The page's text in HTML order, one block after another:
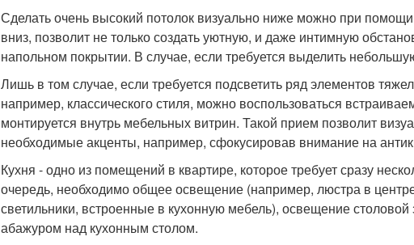
Сделать очень высокий потолок визуально ниже можно при
вниз, позволит не только создать уютную, и даже интимную
напольном покрытии. В случае, если требуется выделить
Лишь в том случае, если требуется подсветить ряд элементов
например, классического стиля, можно воспользоваться
монтируется внутрь мебельных витрин. Такой прием позволит
необходимые акценты, например, сфокусировав внимание на
Кухня - одно из помещений в квартире, которое требует сразу
очередь, необходимо общее освещение (например, люстра в
светильники, встроенные в кухонную мебель), освещение
абажуром над кухонным столом.